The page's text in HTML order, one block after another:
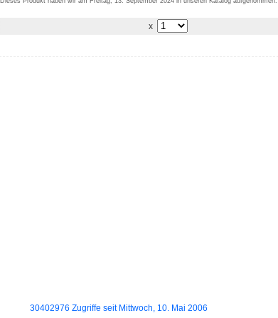
x
30402976 Zugriffe seit Mittwoch, 10. Mai 2006